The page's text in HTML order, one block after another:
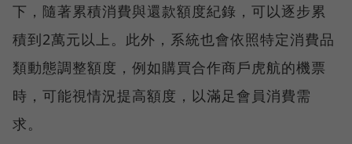
下，隨著累積消費與還款額度紀錄，可以逐步累
積到2萬元以上。此外，系統也會依照特定消費品
類動態調整額度，例如購買合作商戶虎航的機票
時，可能視情況提高額度，以滿足會員消費需
求。